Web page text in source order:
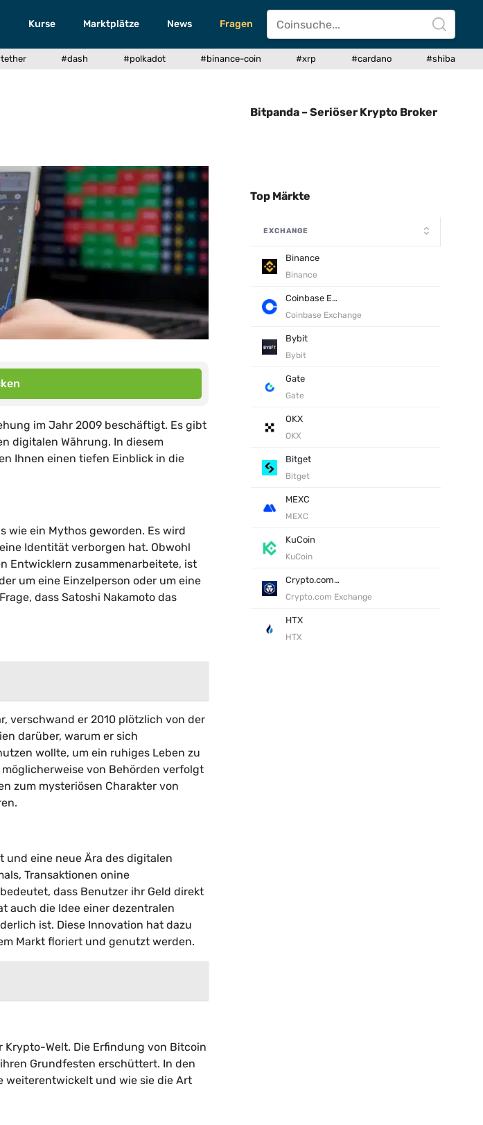
Kurse Marktplätze News Fragen
#dash #polkadot #binance-coin #xrp #cardano #shiba
im Jahr 2009 beschäftigt. Es gibt
digitalen Währung. In diesem
Ihnen einen tiefen Einblick in die
wie ein Mythos geworden. Es wird
Identität verborgen hat. Obwohl
Entwicklern zusammenarbeitete, ist
um eine Einzelperson oder um eine
dass Satoshi Nakamoto das
verschwand er 2010 plötzlich von der
darüber, warum er sich
wollte, um ein ruhiges Leben zu
von Behörden verfolgt
zum mysteriösen Charakter von
eine neue Ära des digitalen
Transaktionen onine
dass Benutzer ihr Geld direkt
auch die Idee einer dezentralen
ist. Diese Innovation hat dazu
Markt floriert und genutzt werden.
Krypto-Welt. Die Erfindung von Bitcoin
Grundfesten erschüttert. In den
weiterentwickelt und wie sie die Art
Bitpanda – Seriöser Krypto Broker
Top Märkte
EXCHANGE
Binance
Binance
Coinbase Exchange
Coinbase Exchange
Bybit
Bybit
Gate
Gate
OKX
OKX
Bitget
Bitget
MEXC
MEXC
KuCoin
KuCoin
Crypto.com Exchange
Crypto.com Exchange
HTX
HTX